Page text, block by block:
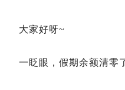
大家好呀~
一眨眼，假期余额清零